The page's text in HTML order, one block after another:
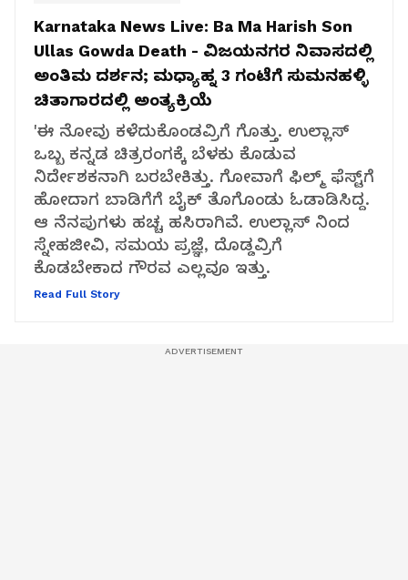
Karnataka News Live: Ba Ma Harish Son
Ullas Gowda Death - ವಿಜಯನಗರ ನಿವಾಸದಲ್ಲಿ
ಅಂತಿಮ ದರ್ಶನ; ಮಧ್ಯಾಹ್ನ 3 ಗಂಟೆಗೆ ಸುಮನಹಳ್ಳಿ
ಚಿತಾಗಾರದಲ್ಲಿ ಅಂತ್ಯಕ್ರಿಯೆ
'ಈ ನೋವು ಕಳೆದುಕೊಂಡವ್ರಿಗೆ ಗೊತ್ತು. ಉಲ್ಲಾಸ್
ಒಬ್ಬ ಕನ್ನಡ ಚಿತ್ರರಂಗಕ್ಕೆ ಬೆಳಕು ಕೊಡುವ
ನಿರ್ದೇಶಕನಾಗಿ ಬರಬೇಕಿತ್ತು. ಗೋವಾಗೆ ಫಿಲ್ಮ್ ಫೆಸ್ಟ್‌ಗೆ
ಹೋದಾಗ ಬಾಡಿಗೆಗೆ ಬೈಕ್ ತೊಗೊಂಡು ಓಡಾಡಿಸಿದ್ದ.
ಆ ನೆನಪುಗಳು ಹಚ್ಚ ಹಸಿರಾಗಿವೆ. ಉಲ್ಲಾಸ್ ನಿಂದ
ಸ್ನೇಹಜೀವಿ, ಸಮಯ ಪ್ರಜ್ಞೆ, ದೊಡ್ಡವ್ರಿಗೆ
ಕೊಡಬೇಕಾದ ಗೌರವ ಎಲ್ಲವೂ ಇತ್ತು.
Read Full Story